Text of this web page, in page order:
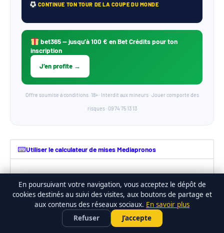
CONTINUE TON TOUR DE LA COUPE DU MONDE
bet365— jusqu’à 100 € en Bet Crédits pour ton
inscription
J’en profite →
Offre soumise à conditions. 18+ · Interdit aux mineurs · Jouer comporte des
risques · 09 74 75 13 13
Utiliser le calculateur de mises Mediapronos
Calculateur de mises
PARIER SUR LE FOOT •
Profiter de l'offre →
En poursuivant votre navigation, vous acceptez le dépôt de
cookies destinés au suivi des visites, aux boutons de partage et
aux contenus des réseaux sociaux. En savoir plus
Refuser
J’accepte